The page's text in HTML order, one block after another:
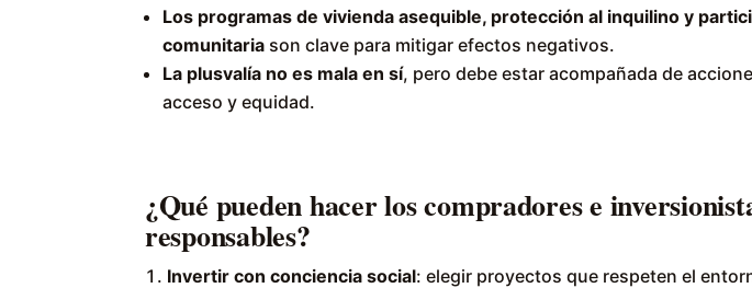
Los programas de vivienda asequible, protección al inquilino y
comunitaria son clave para mitigar efectos negativos.
La plusvalía no es mala en sí, pero debe estar acompañada de
acceso y equidad.
¿Qué pueden hacer los compradores e
responsables?
Invertir con conciencia social: elegir proyectos que respeten el